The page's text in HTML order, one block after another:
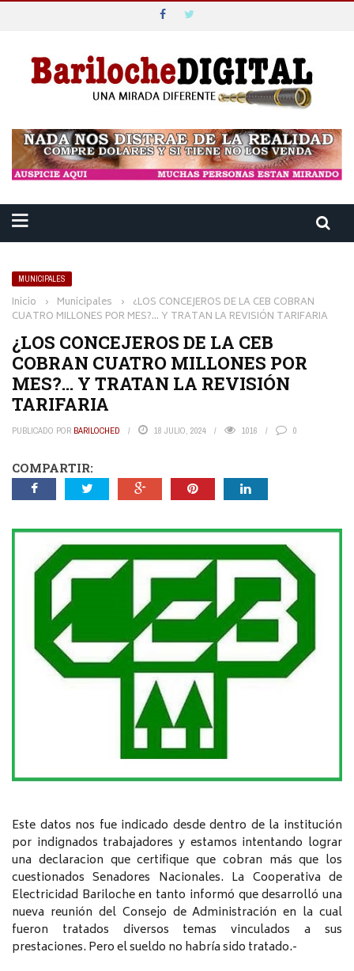
MUNICIPALES
Inicio › Municipales › ¿LOS CONCEJEROS DE LA CEB COBRAN
CUATRO MILLONES POR MES?… Y TRATAN LA REVISIÓN TARIFARIA
¿LOS CONCEJEROS DE LA CEB
COBRAN CUATRO MILLONES POR
MES?… Y TRATAN LA REVISIÓN
TARIFARIA
PUBLICADO POR BARILOCHED 18 JULIO, 2024 1016 0
COMPARTIR:
Este datos nos fue indicado desde dentro de la institución
por indignados trabajadores y estamos intentando lograr
una declaracion que certifique que cobran más que los
cuestionados Senadores Nacionales. La Cooperativa de
Electricidad Bariloche en tanto informó que desarrolló una
nueva reunión del Consejo de Administración en la cual
fueron tratados diversos temas vinculados a sus
prestaciones. Pero el sueldo no habría sido tratado.-